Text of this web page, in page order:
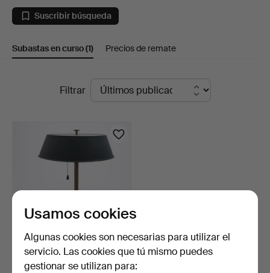
sobremesa
en
Auktioner
Suscribir búsqueda
Subastas en curso(1) Precios de remate
SubastasFiltrar
LÁMPARA DE MESA, ART
DÉCO, LATÓN, SIGLO XX.
Usamos cookies
Algunas cookies son necesarias para utilizar el
servicio. Las cookies que tú mismo puedes
gestionar se utilizan para: